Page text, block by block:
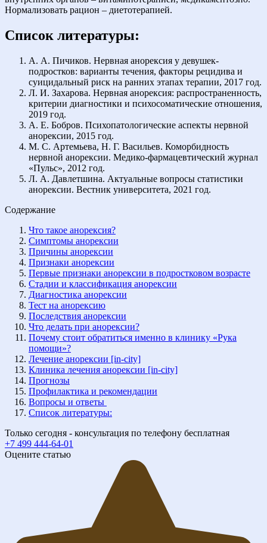
Нормализовать рацион – диетотерапией.
Список литературы:
А. А. Пичиков. Нервная анорексия у девушек-
подростков: варианты течения, факторы рецидива и
суицидальный риск на ранних этапах терапии, 2017 год.
Л. И. Захарова. Нервная анорексия: распространенность,
критерии диагностики и психосоматические отношения,
2019 год.
А. Е. Бобров. Психопатологические аспекты нервной
анорексии, 2015 год.
М. С. Артемьева, Н. Г. Васильев. Коморбидность
нервной анорексии. Медико-фармацевтический журнал
«Пульс», 2012 год.
Л. А. Давлетшина. Актуальные вопросы статистики
анорексии. Вестник университета, 2021 год.
Содержание
Что такое анорексия?
Симптомы анорексии
Причины анорексии
Признаки анорексии
Первые признаки анорексии в подростковом возрасте
Стадии и классификация анорексии
Диагностика анорексии
Тест на анорексию
Последствия анорексии
Что делать при анорексии?
Почему стоит обратиться именно в клинику «Рука
помощи»?
Лечение анорексии [in-city]
Клиника лечения анорексии [in-city]
Прогнозы
Профилактика и рекомендации
Вопросы и ответы
Список литературы:
Только сегодня - консультация по телефону бесплатная
+7 499 444-64-01
Оцените статью